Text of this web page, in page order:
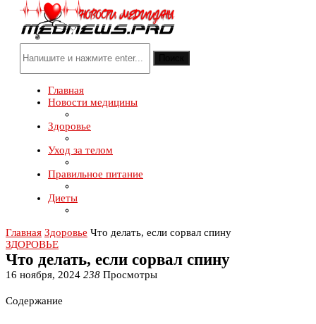
Главная
Новости медицины
Здоровье
Уход за телом
Правильное питание
Диеты
Главная Здоровье Что делать, если сорвал спину
ЗДОРОВЬЕ
Что делать, если сорвал спину
16 ноября, 2024 238 Просмотры
Содержание